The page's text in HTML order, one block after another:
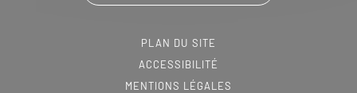
PLAN DU SITE
ACCESSIBILITÉ
MENTIONS LÉGALES